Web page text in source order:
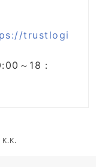
trustlogi
～18：